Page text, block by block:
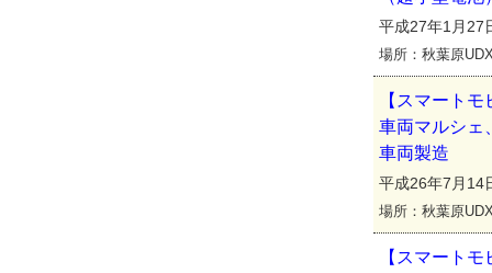
平成27年1月
場所：秋葉原
【スマート
車両マルシェ
車両製造
平成26年7月
場所：秋葉原
【スマート